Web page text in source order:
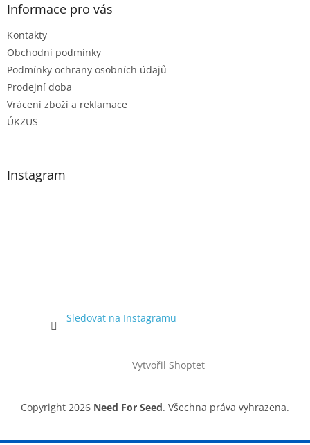
Informace pro vás
Kontakty
Obchodní podmínky
Podmínky ochrany osobních údajů
Prodejní doba
Vrácení zboží a reklamace
ÚKZUS
Instagram
Sledovat na Instagramu
Vytvořil Shoptet
Copyright 2026 Need For Seed. Všechna práva vyhrazena.